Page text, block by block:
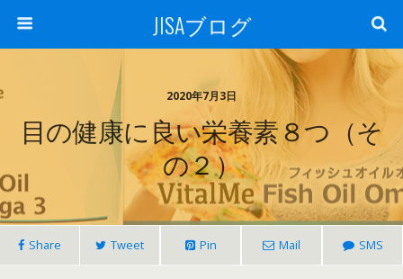
JISAブログ
2020年7月3日
目の健康に良い栄養素８つ（そ
の２）
Share Tweet Pin Mail SMS